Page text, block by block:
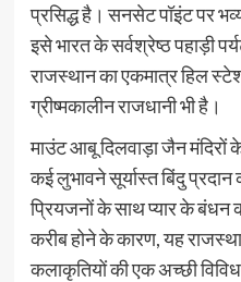
प्रसिद्ध है। सनसेट पॉइंट पर
इसे भारत के सर्वश्रेष्ठ पहाड़ी
राजस्थान का एकमात्र हिल
ग्रीष्मकालीन राजधानी भी है।
माउंट आबू दिलवाड़ा जैन मंदिरों
कई लुभावने सूर्यास्त बिंदु
प्रियजनों के साथ प्यार के
करीब होने के कारण, यह
कलाकृतियों की एक अच्छी